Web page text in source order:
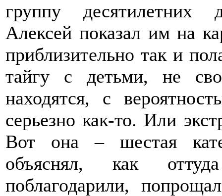
группу десятилетних
Алексей показал им на
приблизительно так и
тайгу с детьми, не
находятся, с
серьезно как-то. Или
Вот она – шестая
объяснял, как
поблагодарили,